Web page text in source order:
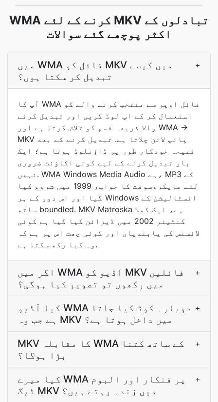
WMA کرنے کے لئے MKV تبادلوں کے
اکثر پوچھے گئے سوالات
میں WMA فائل کو MKV میں کیسے
تبدیل کر سکتا ہوں؟
+
آپ کا WMA فائل اوپر سے منتخب کرنے والے کو
استعمال کر کے اپ لوڈ کریں اور تبدیل کرنے
والا ذريعہ قسم کو تلاش کرتا ہے اور WMA →
MKV پائپ لائن چلاتا ہے. تبدیل کرنے کے بعد
نتيجہ خودکار طور پر ڈاؤنلوڈ ہوتا ہے؛ ایک
بار تبدیل کرنے کے لیے کوئی اکاؤنٹ ضروری
نہیں. WMA Windows Media Audio ہے، MP3 کے
لئے مایکروسوفت کا جواب، 1999 میں شروع کیا
گیا اور اس دور کے ہر Windows انسٹالیشن کے
ساتھ boundled. MKV Matroska ہے، ایک کھلا
کنٹینر 2002 میں ڈیزائن کیا گیا ہے کوئی
لائسنس کی پابندیاں اور کوئی چھت اس پر ہے کہ
وہ کیا رکھ سکتا ہے.
اگر میں WMA آڈیو کو MKV فائلیں
میں رکھوں تو تصویر کیا ہوگی؟
+
کیا آڈیو WMA دوبارہ کوڈ کیا جاتا
ہے جب وہ MKV میں داخل ہوتا ہے؟
+
MKV کا مقابلہ WMA کے ساتھ کتنا
بڑا ہوگا؟
+
کیا میرے WMA پر فنکار اور البوم
ٹیگ MKV میں زندہ رہتے ہیں؟
+